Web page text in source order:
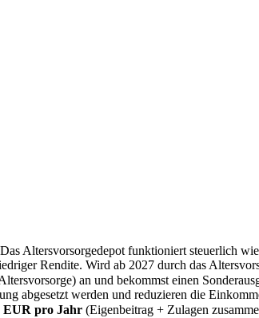
Altersvorsorgedepot funktioniert steuerlich
Rendite. Wird ab 2027 durch das
an und bekommst einen
abgesetzt werden und reduzieren die
EUR pro Jahr (Eigenbeitrag + Zulagen